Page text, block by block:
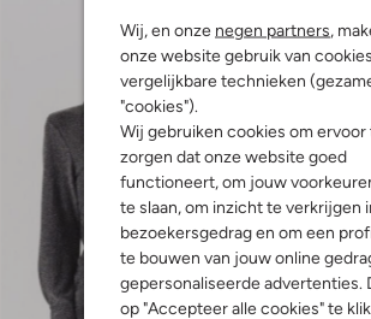
Wij, en onze negen partners,
onze website gebruik van
vergelijkbare technieken
"cookies").
Wij gebruiken cookies om ervoor
zorgen dat onze website goed
functioneert, om jouw
te slaan, om inzicht te verkrijgen
bezoekersgedrag en om een
te bouwen van jouw online
gepersonaliseerde advertenties.
op "Accepteer alle cookies" te